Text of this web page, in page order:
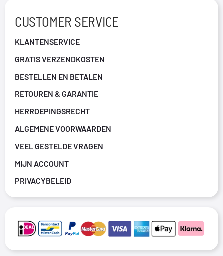
CUSTOMER SERVICE
KLANTENSERVICE
GRATIS VERZENDKOSTEN
BESTELLEN EN BETALEN
RETOUREN & GARANTIE
HERROEPINGSRECHT
ALGEMENE VOORWAARDEN
VEEL GESTELDE VRAGEN
MIJN ACCOUNT
PRIVACYBELEID